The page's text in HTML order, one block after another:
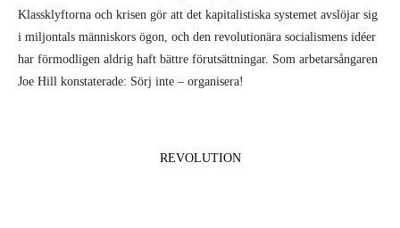
Klassklyftorna och krisen gör att det kapitalistiska systemet avslöjar sig
i miljontals människors ögon, och den revolutionära socialismens idéer
har förmodligen aldrig haft bättre förutsättningar. Som arbetarsångaren
Joe Hill konstaterade: Sörj inte – organisera!
REVOLUTION